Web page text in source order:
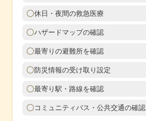
休日・夜間の救急医療
ハザードマップの確認
最寄りの避難所を確認
防災情報の受け取り設定
最寄り駅・路線を確認
コミュニティバス・公共交通の確認